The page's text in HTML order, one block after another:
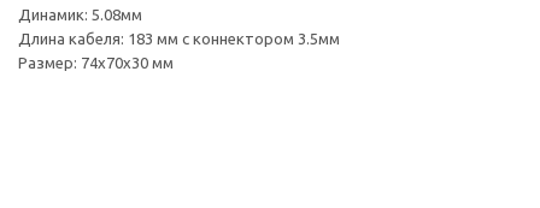
Динамик: 5.08мм
Длина кабеля: 183 мм с коннектором 3.5мм
Размер: 74x70x30 мм